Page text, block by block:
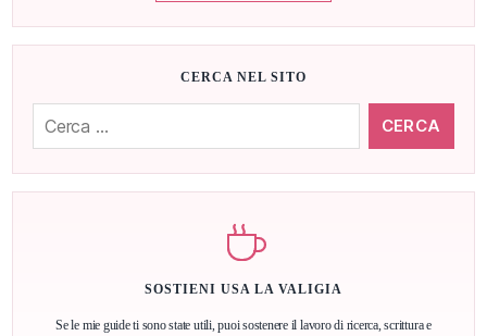
CERCA NEL SITO
SOSTIENI USA LA VALIGIA
Se le mie guide ti sono state utili, puoi sostenere il lavoro di ricerca, scrittura e